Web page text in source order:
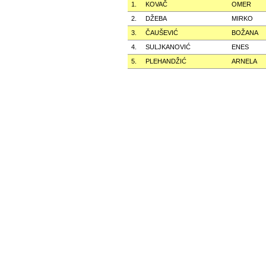
1. KOVAČ
OMER
2.
DŽEBA
MIRKO
3.
ČAUŠEVIĆ
BOŽANA
4.
SULJKANOVIĆ
ENES
5.
PLEHANDŽIĆ ARNELA